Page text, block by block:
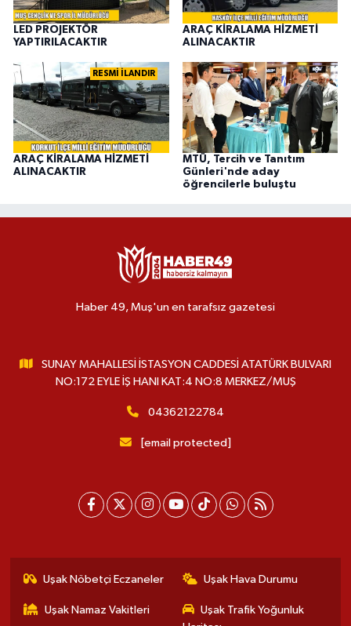
LED PROJEKTÖR
YAPTIRILACAKTIR
ARAÇ KİRALAMA HİZMETİ
ALINACAKTIR
RESMİ İLANDIR
ARAÇ KİRALAMA HİZMETİ
ALINACAKTIR
MTÜ, Tercih ve Tanıtım
Günleri'nde aday
öğrencilerle buluştu
Haber 49, Muş'un en tarafsız gazetesi
SUNAY MAHALLESİ İSTASYON CADDESİ ATATÜRK BULVARI
NO:172 EYLE İŞ HANI KAT:4 NO:8 MERKEZ/MUŞ
04362122784
[email protected]
Uşak Nöbetçi Eczaneler Uşak Hava Durumu
Uşak Namaz Vakitleri
Uşak Trafik Yoğunluk